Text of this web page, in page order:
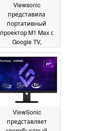
Viewsonic
представила
портативный
проектор M1 Max с
Google TV,
Kardon и
возможностью
работы от
электросети09 April
ViewSonic
представляет